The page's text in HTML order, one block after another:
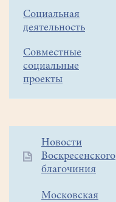
Социальная
деятельность
Совместные
социальные
проекты
Дополнительное
меню
Новости
Воскресенского
благочиния
Московская